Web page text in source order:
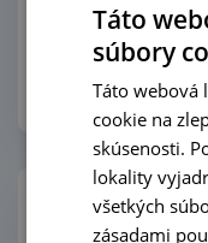
Pozrieť produktový rad
QUADROFLEX
(5SK70-067000)
Táto
súbory
Táto webová
cookie na
skúsenosti.
lokality
všetkých
zásadami